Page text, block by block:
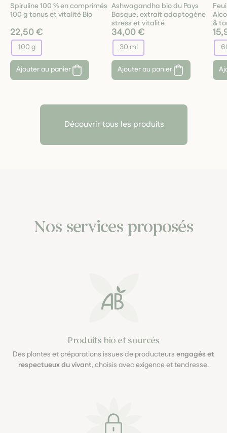
Spiruline 100 % en comprimés
100 g tonus et vitalité Bio
22,50 €
100 g
Ajouter au panier
Ashwagandha bio du Pays
Basque, extrait adaptogène
stress et vitalité
34,00 €
30 ml
Ajouter au panier
&
Découvrir tous les produits
Nos services proposés
Produits bio et sourcés
Des plantes et préparations issues de producteurs engagés et
respectueux du vivant, choisis avec exigence et tendresse.